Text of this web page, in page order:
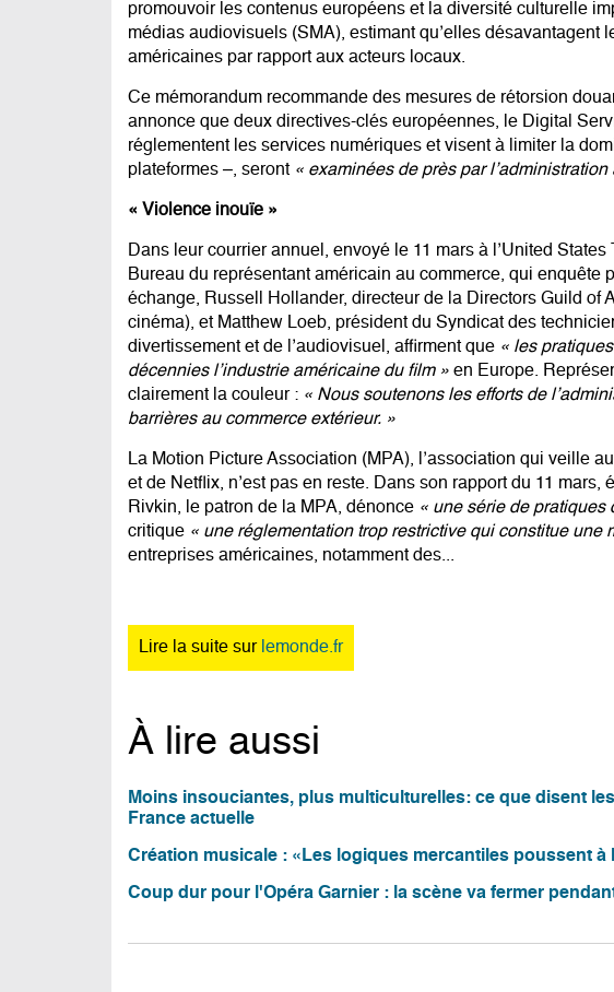
promouvoir les contenus européens et la diversité culturelle
médias audiovisuels (SMA), estimant qu’elles désavantagent
américaines par rapport aux acteurs locaux.
Ce mémorandum recommande des mesures de rétorsion
annonce que deux directives-clés européennes, le Digital
réglementent les services numériques et visent à limiter la
plateformes –, seront « examinées de près par
« Violence inouïe »
Dans leur courrier annuel, envoyé le 11 mars à l’United
Bureau du représentant américain au commerce, qui enquête
échange, Russell Hollander, directeur de la Directors Guild of
cinéma), et Matthew Loeb, président du Syndicat des
divertissement et de l’audiovisuel, affirment que « les
décennies l’industrie américaine du film » en Europe.
clairement la couleur : « Nous soutenons les efforts de
barrières au commerce extérieur. »
La Motion Picture Association (MPA), l’association qui veille
et de Netflix, n’est pas en reste. Dans son rapport du 11 mars,
Rivkin, le patron de la MPA, dénonce « une série de pratiques
critique « une réglementation trop restrictive qui constitue une
entreprises américaines, notamment des...
Lire la suite sur lemonde.fr
À lire aussi
Moins insouciantes, plus multiculturelles: ce que disent
France actuelle
Création musicale : «Les logiques mercantiles poussent à
Coup dur pour l'Opéra Garnier : la scène va fermer